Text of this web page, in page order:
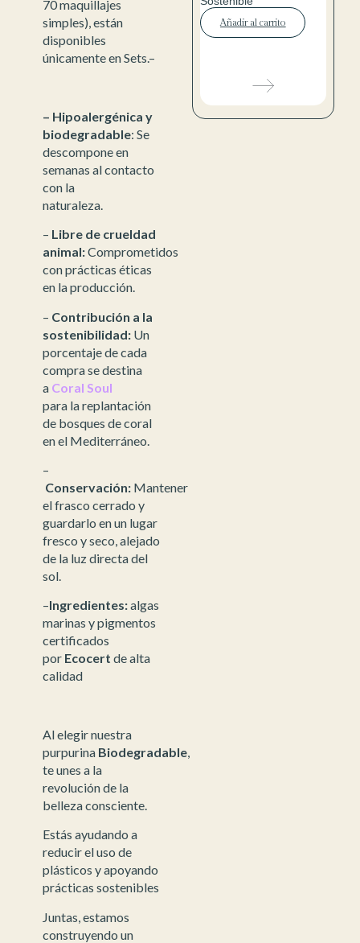
70 maquillajes
simples), están
disponibles
únicamente en Sets.–
– Hipoalergénica y
biodegradable: Se
descompone en
semanas al contacto
con la
naturaleza.
– Libre de crueldad
animal:Comprometidos
con prácticas éticas
en la producción.
– Contribución a la
sostenibilidad:Un
porcentaje de cada
compra se destina
a Coral Soul
para la replantación
de bosques de coral
en el Mediterráneo.
–
Conservación:Mantener
el frasco cerrado y
guardarlo en un lugar
fresco y seco, alejado
de la luz directa del
sol.
–Ingredientes:algas
marinas y pigmentos
certificados
porEcocert de alta
calidad
Al elegir nuestra
purpurina Biodegradable,
te unes a la
revolución de la
belleza consciente.
Estás ayudando a
reducir el uso de
plásticos y apoyando
prácticas sostenibles
Juntas, estamos
construyendo un
Añadir al carrito